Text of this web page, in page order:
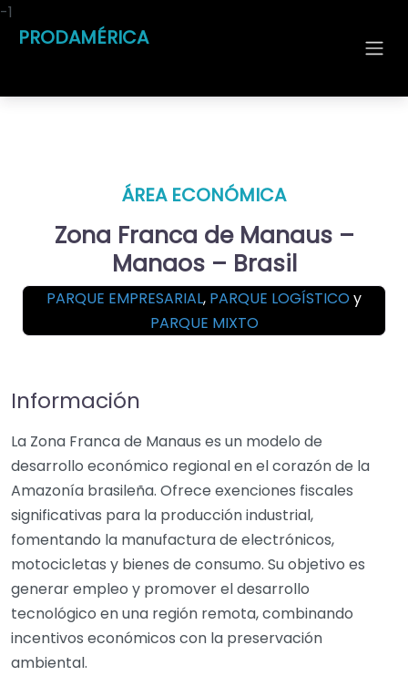
PRODAMÉRICA
ÁREA ECONÓMICA
Zona Franca de Manaus –
Manaos – Brasil
PARQUE EMPRESARIAL, PARQUE LOGÍSTICOy
PARQUE MIXTO
Información
La Zona Franca de Manaus es un modelo de
desarrollo económico regional en el corazón de la
Amazonía brasileña. Ofrece exenciones fiscales
significativas para la producción industrial,
fomentando la manufactura de electrónicos,
motocicletas y bienes de consumo. Su objetivo es
generar empleo y promover el desarrollo
tecnológico en una región remota, combinando
incentivos económicos con la preservación
ambiental.
-1